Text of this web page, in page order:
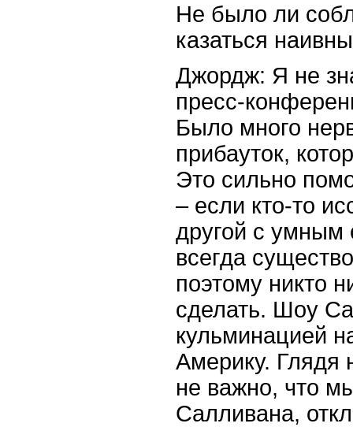
Не было ли
казаться
Джордж: Я не
пресс-
Было много
прибауток,
Это сильно
– если кто-то
другой с умным
всегда
поэтому никто
сделать. Шоу
кульминацией
Америку. Глядя
не важно, что
Салливана,